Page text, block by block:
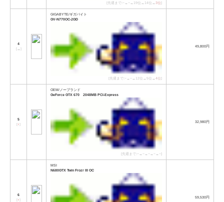
[先週まで:−→−→19位→14位→3位]
4
[→ ]
GIGABYTE/ギガバイト
GV-N770OC-2GD
[先週まで:−→−→12位→5位→4位]
49,800円
5
[↑]
OEM/ノーブランド
GeForce GTX 670 2048MB PCI-Express
[先週まで:−→−→−→−→−]
32,980円
6
[↑]
MSI
N680GTX Twin Frozr III OC
59,530円